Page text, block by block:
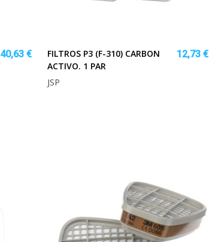
40,63 €
FILTROS P3 (F-310) CARBON
ACTIVO. 1 PAR
12,73 €
JSP